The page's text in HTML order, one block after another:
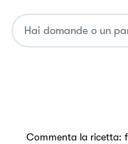
Commenta la ricetta: